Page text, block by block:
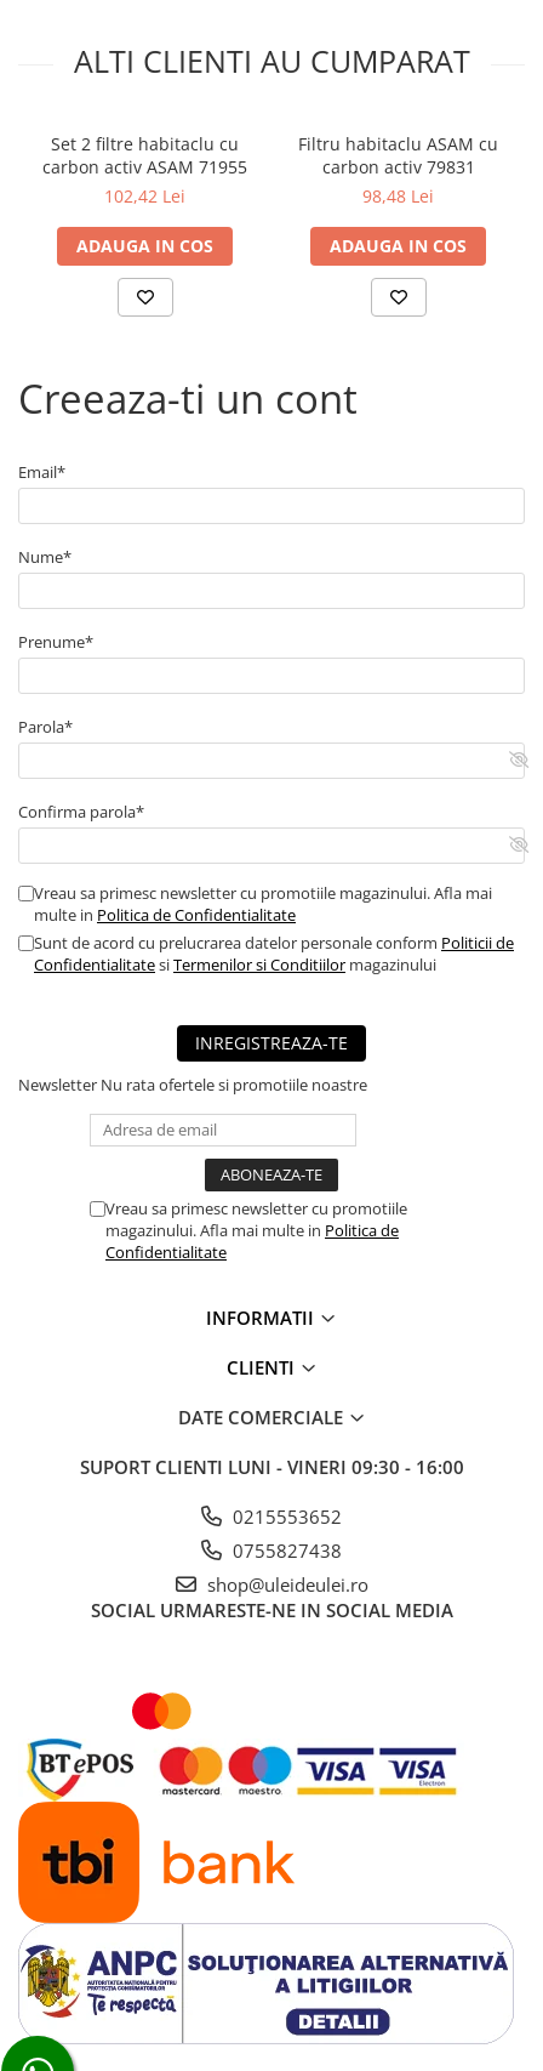
Kit transmisie
Curea transmisie
Directie/stabilizare
Cap de bara
Amortizor capota
Suspensie
Amortizor
Pivot suspensie
► Accesorii auto
■ Covorase/presuri auto
■ Becuri auto
■ Accesorii auto interior
■ Accesorii auto exterior
■ Intretinere auto
■ Siguranta auto
■ Electrice
■ Truse si scule de mana
■ Suporturi portbagaj
■ Consumabile service
■ Echipamente de ridicare
■ Produse universale
■ Echipamente atelier
■ Carlige remorcare
■ Accesorii vehicule electrice
■ Bancuri de scule
► Ulei motor autoturisme
■ Ulei motor RAVENOL
■ Ulei motor LIQUI MOLY
■ Ulei motor CASTROL
■ Ulei motor MOBIL
■ Ulei motor MOTUL
■ Ulei motor FUCHS
■ Ulei motor VALVOLINE
ALTI CLIENTI AU CUMPARAT
Set 2 filtre habitaclu cu
carbon activ ASAM 71955
102,42 Lei
ADAUGA IN COS
Filtru habitaclu ASAM cu
carbon activ 79831
98,48 Lei
ADAUGA IN COS
Creeaza-ti un cont
Email*
Nume*
Prenume*
Parola*
Confirma parola*
Vreau sa primesc newsletter cu promotiile magazinului. Afla mai
multe in Politica de Confidentialitate
Sunt de acord cu prelucrarea datelor personale conform Politicii de
ConfidentialitatesiTermenilor si Conditiilor magazinului
INREGISTREAZA-TE
Newsletter Nu rata ofertele si promotiile noastre
Vreau sa primesc newsletter cu promotiile
magazinului. Afla mai multe in Politica de
Confidentialitate
INFORMATII
CLIENTI
DATE COMERCIALE
SUPORT CLIENTI LUNI - VINERI 09:30 - 16:00
0215553652
0755827438
shop@uleideulei.ro
SOCIAL URMARESTE-NE IN SOCIAL MEDIA